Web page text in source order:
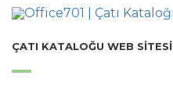
ÇATI KATALOĞU WEB SITESI